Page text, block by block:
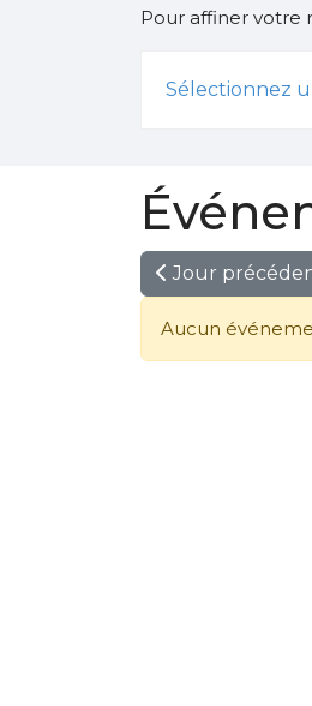
Pour affiner votre
Sélectionnez
Jour
Aucun